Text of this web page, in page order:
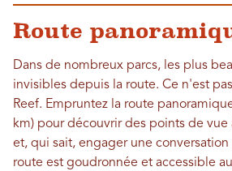
Route
Dans de nombreux parcs, les plus
invisibles depuis la route. Ce n'est
Reef. Empruntez la route
km) pour découvrir des points de vue
et, qui sait, engager une
route est goudronnée et accessible